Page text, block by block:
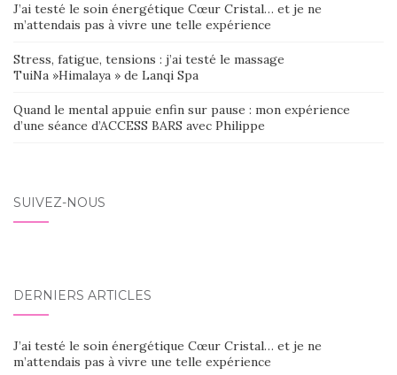
J’ai testé le soin énergétique Cœur Cristal… et je ne
m’attendais pas à vivre une telle expérience
Stress, fatigue, tensions : j’ai testé le massage
TuiNa »Himalaya » de Lanqi Spa
Quand le mental appuie enfin sur pause : mon expérience
d’une séance d’ACCESS BARS avec Philippe
SUIVEZ-NOUS
DERNIERS ARTICLES
J’ai testé le soin énergétique Cœur Cristal… et je ne
m’attendais pas à vivre une telle expérience